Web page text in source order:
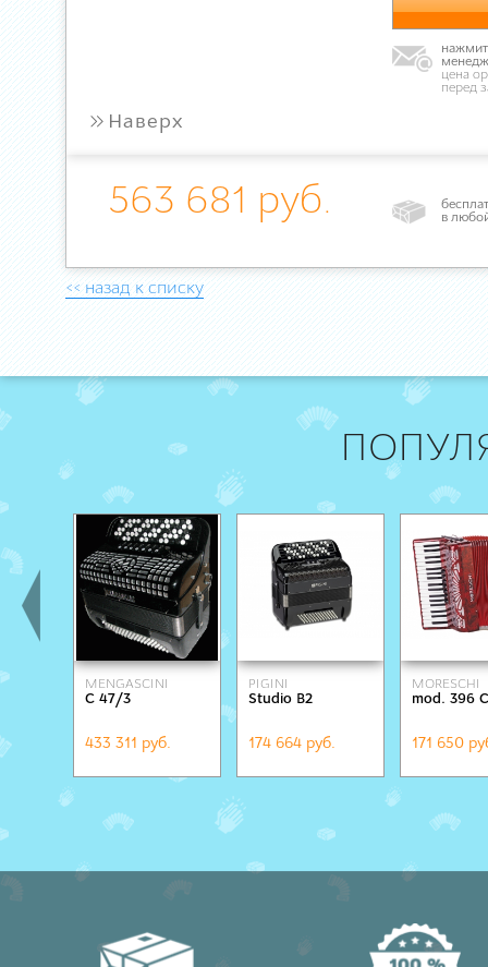
цена
перед
» Наверх
563 681 руб.
в
<< назад к списку
MENGASCINI
C 47/3
433 311 руб.
PIGINI
Studio B2
174 664 руб.
MORESCHI
mod. 396 C
171 650